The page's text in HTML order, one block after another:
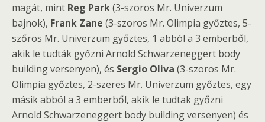
magát, mint Reg Park(3-szoros Mr. Univerzum
bajnok), Frank Zane (3-szoros Mr. Olimpia győztes, 5-
szőrös Mr. Univerzum győztes, 1 abból a 3 emberből,
akik le tudták győzni Arnold Schwarzeneggert body
building versenyen), és Sergio Oliva (3-szoros Mr.
Olimpia győztes, 2-szeres Mr. Univerzum győztes, egy
másik abból a 3 emberből, akik le tudtak győzni
Arnold Schwarzeneggert body building versenyen) és